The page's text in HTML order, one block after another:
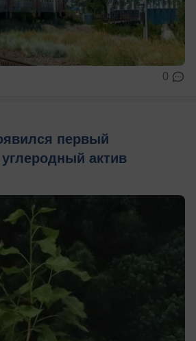
0
первый
актив